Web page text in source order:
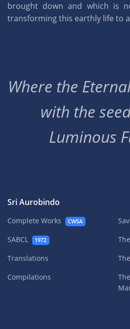
brought down and which is
transforming this earthly life to
Where the
with the
Luminous
Sri Aurobindo
Complete Works CWSA
SABCL 1972
Translations
Compilations